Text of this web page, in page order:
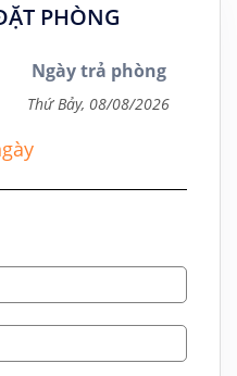
PHÒNG
Ngày trả phòng